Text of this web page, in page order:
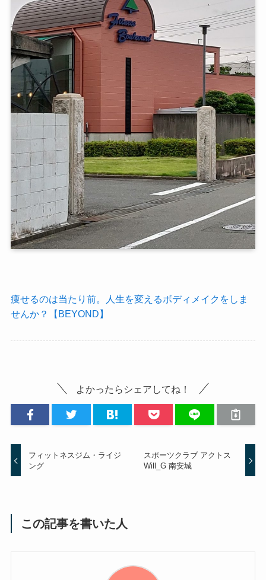
痩せるのは当たり前。人生を変えるボディメイクをしま
せんか？【BEYOND】
よかったらシェアしてね！
フィットネスジム・ライジ
ング
スポーツクラブ アクトス
Will_G 南安城
この記事を書いた人